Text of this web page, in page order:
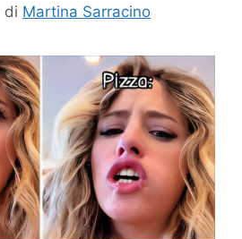
di Martina Sarracino